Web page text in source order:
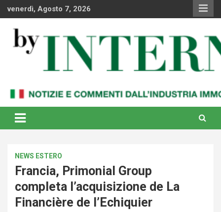
venerdì, Agosto 7, 2026
By Internews
internazionale
NEWS ESTERO
Francia, Primonial Group
completa l’acquisizione de La
Financière de l’Echiquier